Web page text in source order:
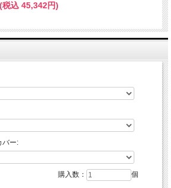
込 45,342円)
バー:
購入数： 個